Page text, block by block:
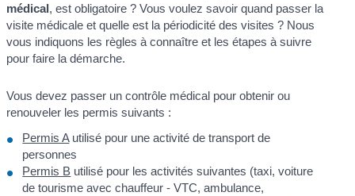
médical, est obligatoire ? Vous voulez savoir quand passer la
visite médicale et quelle est la périodicité des visites ? Nous
vous indiquons les règles à connaître et les étapes à suivre
pour faire la démarche.
Vous devez passer un contrôle médical pour obtenir ou
renouveler les permis suivants :
Permis Autilisé pour une activité de transport de
personnes
Permis B utilisé pour les activités suivantes (taxi, voiture
de tourisme avec chauffeur - VTC, ambulance,